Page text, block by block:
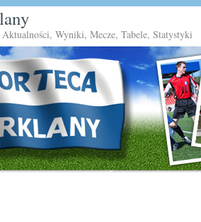
Wyniki, Mecze, Tabele, Statystyki